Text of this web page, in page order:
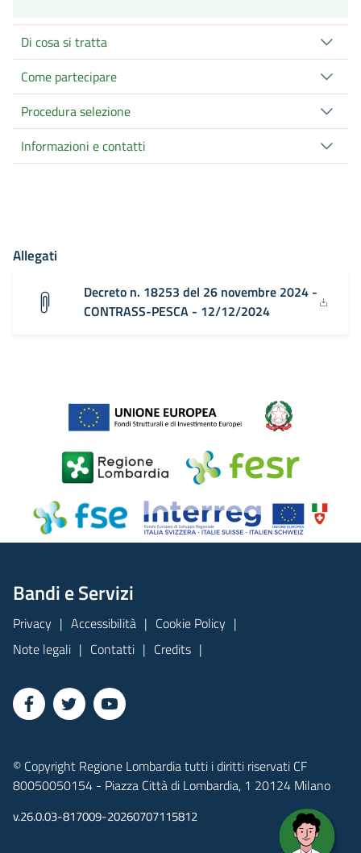
Di cosa si tratta
Come partecipare
Procedura selezione
Informazioni e contatti
Allegati
Decreto n. 18253 del 26 novembre 2024 -
CONTRASS-PESCA - 12/12/2024
Bandi e Servizi
Privacy Accessibilità
Cookie Policy
Note legali
Contatti Credits
© Copyright Regione Lombardia tutti i diritti riservati CF
80050050154 - Piazza Città di Lombardia, 1 20124 Milano
v.26.0.03-817009-20260707115812